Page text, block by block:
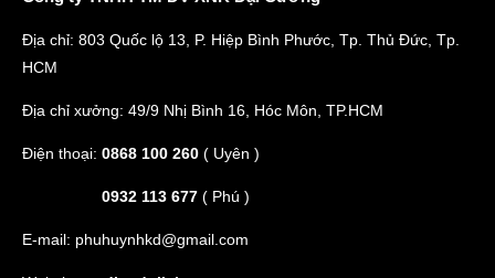
Địa chỉ: 803 Quốc lộ 13, P. Hiệp Bình Phước, Tp. Thủ Đức, Tp.
HCM
Địa chỉ xưởng: 49/9 Nhị Bình 16, Hóc Môn, TP.HCM
Điện thoại: 0868 100 260 ( Uyên )
0932 113 677 ( Phú )
E-mail: phuhuynhkd@gmail.com